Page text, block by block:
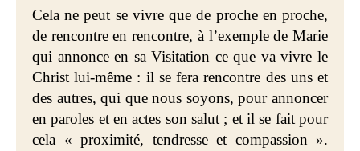
Cela ne peut se vivre que de proche en proche,
de rencontre en rencontre, à l’exemple de Marie
qui annonce en sa Visitation ce que va vivre le
Christ lui-même : il se fera rencontre des uns et
des autres, qui que nous soyons, pour annoncer
en paroles et en actes son salut ; et il se fait pour
cela « proximité, tendresse et compassion ».